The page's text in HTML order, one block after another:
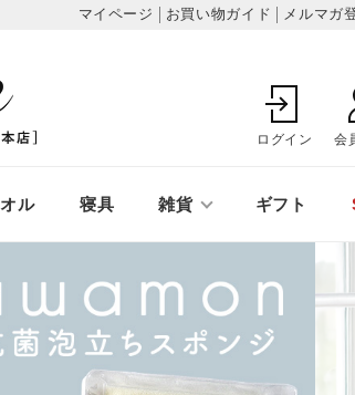
マイページ お買い物ガイド メルマガ
ログイン 会
ル 寝具 雑貨 ギフト